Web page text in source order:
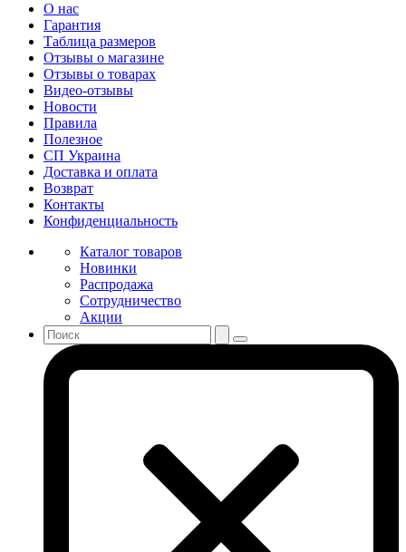
О нас
Гарантия
Таблица размеров
Отзывы о магазине
Отзывы о товарах
Видео-отзывы
Новости
Правила
Полезное
СП Украина
Доставка и оплата
Возврат
Контакты
Конфиденциальность
Каталог товаров
Новинки
Распродажа
Сотрудничество
Акции